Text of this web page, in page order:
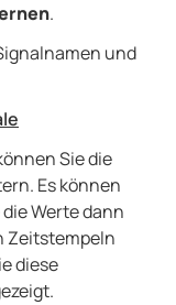
.
und
Sie die
Es können
Werte dann
Zeitstempeln
diese